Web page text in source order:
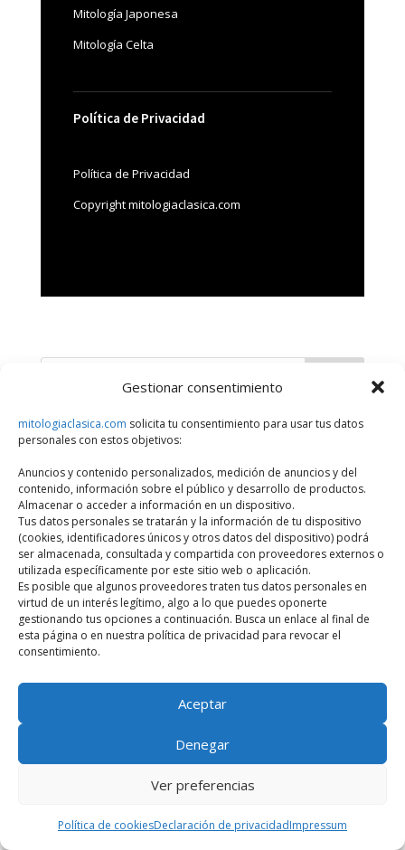
Gestionar consentimiento
mitologiaclasica.com solicita tu consentimiento para usar tus datos
personales con estos objetivos:
Anuncios y contenido personalizados, medición de anuncios y del
contenido, información sobre el público y desarrollo de productos.
Almacenar o acceder a información en un dispositivo.
Tus datos personales se tratarán y la información de tu dispositivo
(cookies, identificadores únicos y otros datos del dispositivo) podrá
ser almacenada, consultada y compartida con proveedores externos o
utilizada específicamente por este sitio web o aplicación.
Es posible que algunos proveedores traten tus datos personales en
virtud de un interés legítimo, algo a lo que puedes oponerte
gestionando tus opciones a continuación. Busca un enlace al final de
esta página o en nuestra política de privacidad para revocar el
consentimiento.
Aceptar
Denegar
Ver preferencias
Política de cookiesDeclaración de privacidadImpressum
Mitología Japonesa
Mitología Celta
Política de Privacidad
Política de Privacidad
Copyright mitologiaclasica.com
Últimos artículos
Series sobre dioses y héroes de la mitología griega
Historias de amor entre dioses y mortales en la mitología
griega
Castigos divinos en la mitología griega por desafiar a los
dioses
Monte Kailash: la montaña más sagrada de Asia
MITOLOGÍAS BLOG